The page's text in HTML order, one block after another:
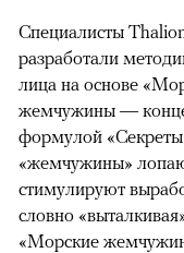
Специалисты
разработали
лица на основе
жемчужины —
формулой
«жемчужины»
стимулируют
словно
«Морские